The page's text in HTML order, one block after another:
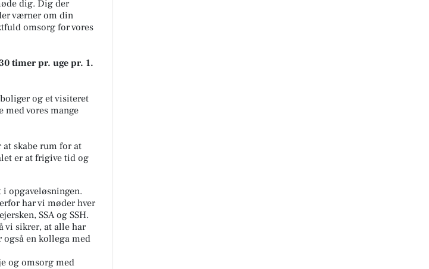
dig. Dig der
værner om din
omsorg for vores
timer pr. uge pr. 1.
og et visiteret
med vores mange
skabe rum for at
er at frigive tid og
opgaveløsningen.
har vi møder hver
SSA og SSH.
vi sikrer, at alle har
en kollega med
og omsorgmed